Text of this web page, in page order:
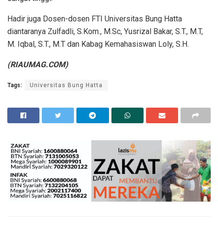
Hadir juga Dosen-dosen FTI Universitas Bung Hatta
diantaranya Zulfadli, S.Kom., M.Sc, Yusrizal Bakar, S.T., M.T,
M. Iqbal, S.T., M.T dan Kabag Kemahasiswan Loly, S.H.
(RIAUMAG.COM)
Tags: Universitas Bung Hatta